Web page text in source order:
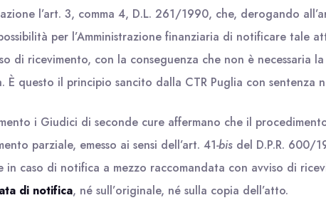
l’art. 3, comma 4, D.L. 261/1990, che, derogando
per l’Amministrazione finanziaria di notificare tale
di ricevimento, con la conseguenza che non è necessaria
È questo il principio sancito dalla CTR Puglia con sentenza
i Giudici di seconde cure affermano che il
parziale, emesso ai sensi dell’art. 41-bis del D.P.R. 600/
in caso di notifica a mezzo raccomandata con avviso di
di notifica, né sull’originale, né sulla copia dell’atto.